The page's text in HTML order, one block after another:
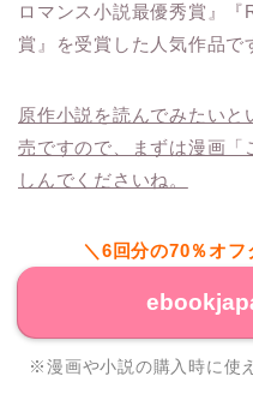
ロマンス小説最優秀賞』
賞』を受賞した人気作品で
原作小説を読んでみたい
売ですので、まずは漫画「
しんでくださいね。
＼6回分の70％オ
※漫画や小説の購入時に使